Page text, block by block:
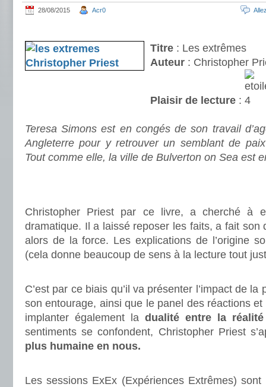
28/08/2015 Acr0
Titre : Les extrêmes
Auteur : Christopher
Plaisir de lecture :
Teresa Simons est en congés de son travail
Angleterre pour y retrouver un semblant de
Tout comme elle, la ville de Bulverton on Sea est
Christopher Priest par ce livre, a cherché à
dramatique. Il a laissé reposer les faits, a fait son
alors de la force. Les explications de l’origine
(cela donne beaucoup de sens à la lecture tout
C’est par ce biais qu’il va présenter l’impact de la
son entourage, ainsi que le panel des réactions
implanter également la dualité entre la réalité
sentiments se confondent, Christopher Priest
plus humaine en nous.
Les sessions ExEx (Expériences Extrêmes) sont